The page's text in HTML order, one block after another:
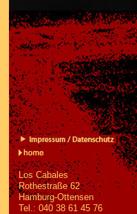
Los Cabales
Rothestraße 62
Hamburg-Ottensen
Tel.: 040 38 61 45 76